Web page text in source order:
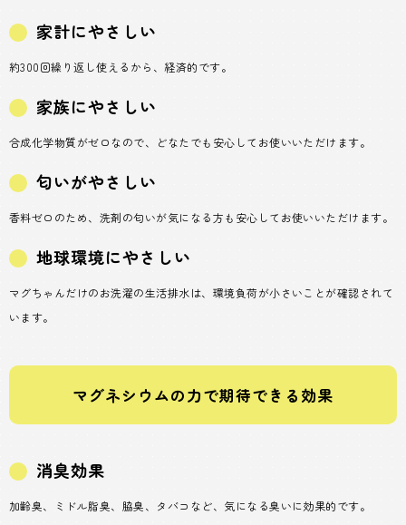
家計にやさしい
約300回繰り返し使えるから、経済的です。
家族にやさしい
合成化学物質がゼロなので、どなたでも安心してお使いいただけます。
匂いがやさしい
香料ゼロのため、洗剤の匂いが気になる方も安心してお使いいただけます。
地球環境にやさしい
マグちゃんだけのお洗濯の生活排水は、環境負荷が小さいことが確認されて
います。
マグネシウムの力で期待できる効果
消臭効果
加齢臭、ミドル脂臭、脇臭、タバコなど、気になる臭いに効果的です。